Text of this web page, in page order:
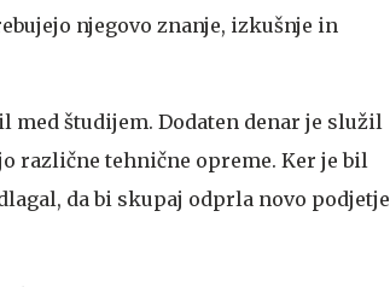
njegovo znanje, izkušnje in
študijem. Dodaten denar je služil
različne tehnične opreme. Ker je bil
da bi skupaj odprla novo podjetje